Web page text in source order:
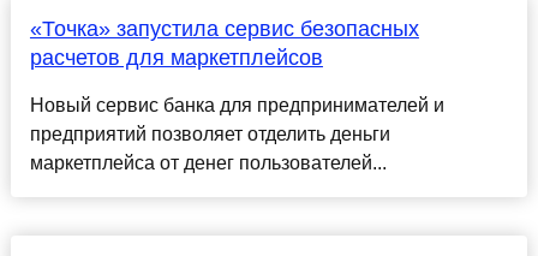
«Точка» запустила сервис безопасных
расчетов для маркетплейсов
Новый сервис банка для предпринимателей и
предприятий позволяет отделить деньги
маркетплейса от денег пользователей...